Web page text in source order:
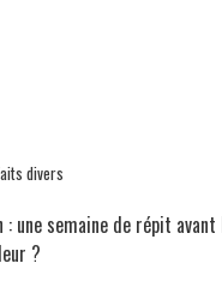
divers
: une semaine de répit avant
?